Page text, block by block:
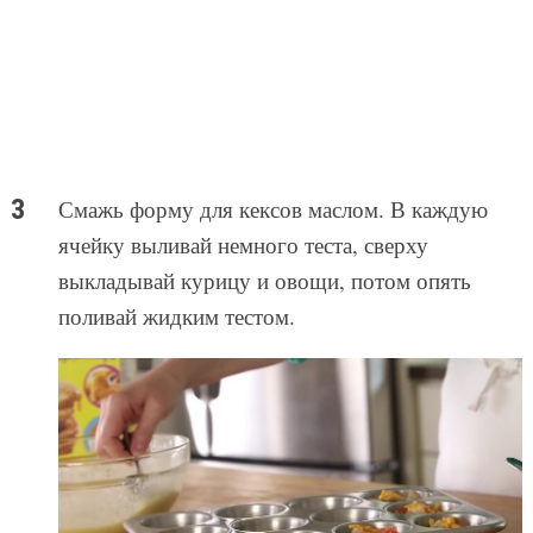
Смажь форму для кексов маслом. В каждую
ячейку выливай немного теста, сверху
выкладывай курицу и овощи, потом опять
поливай жидким тестом.